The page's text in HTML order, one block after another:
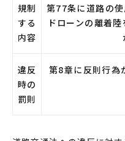
規制
する
内容
第77条に道路の使
ドローンの離着
違反
時の
罰則
第8章に反則行為